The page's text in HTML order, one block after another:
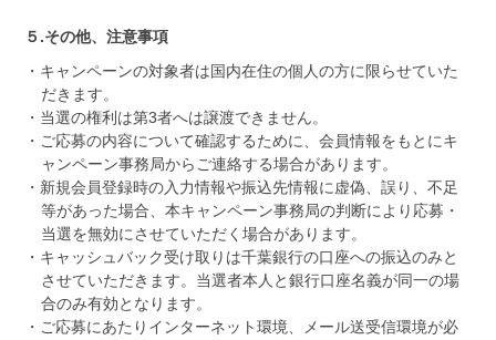
５.その他、注意事項
・キャンペーンの対象者は国内在住の個人の方に限らせていた
だきます。
・当選の権利は第3者へは譲渡できません。
・ご応募の内容について確認するために、会員情報をもとにキ
ャンペーン事務局からご連絡する場合があります。
・新規会員登録時の入力情報や振込先情報に虚偽、誤り、不足
等があった場合、本キャンペーン事務局の判断により応募・
当選を無効にさせていただく場合があります。
・キャッシュバック受け取りは千葉銀行の口座への振込のみと
させていただきます。当選者本人と銀行口座名義が同一の場
合のみ有効となります。
・ご応募にあたりインターネット環境、メール送受信環境が必